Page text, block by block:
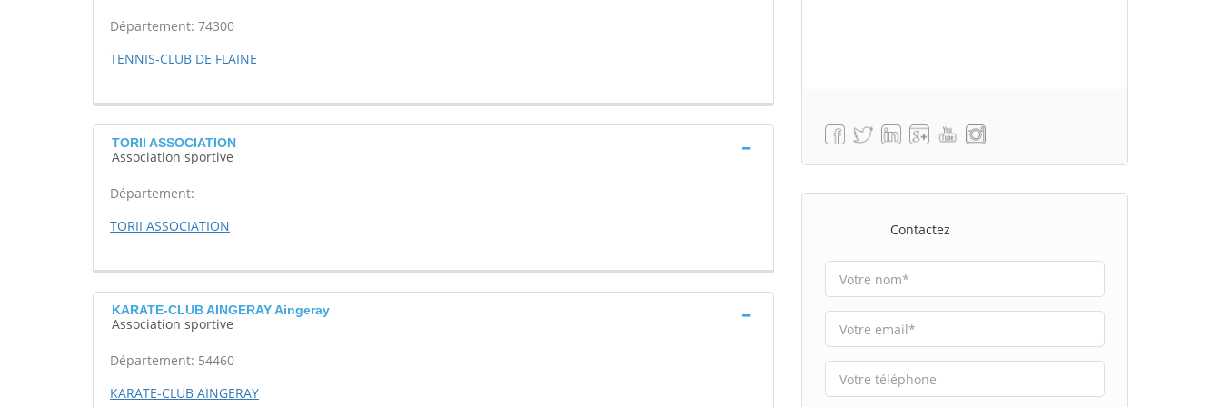
Département: 74300
TENNIS-CLUB DE FLAINE
TORII ASSOCIATION
Association sportive
Département:
TORII ASSOCIATION
KARATE-CLUB AINGERAY Aingeray
Association sportive
Département: 54460
KARATE-CLUB AINGERAY
Contactez